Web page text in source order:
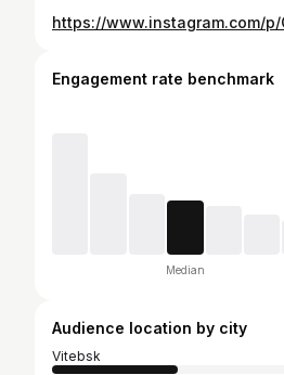
https://www.instagram.com/p/
Engagement rate benchmark
Median
Audience location by city
Vitebsk